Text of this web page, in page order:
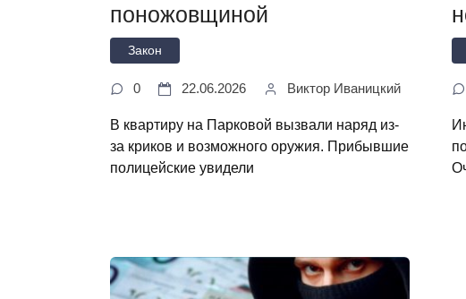
поножовщиной
Закон
0 22.06.2026 Виктор Иваницкий
В квартиру на Парковой вызвали наряд из-
за криков и возможного оружия. Прибывшие
полицейские увидели